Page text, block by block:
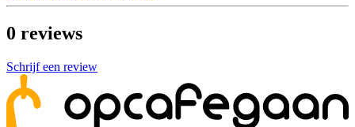
0 reviews
Schrijf een review